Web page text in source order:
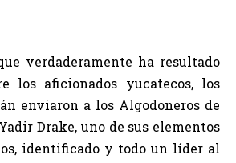
verdaderamente ha resultado
los aficionados yucatecos, los
enviaron a los Algodoneros de
Drake, uno de sus elementos
identificado y todo un líder al